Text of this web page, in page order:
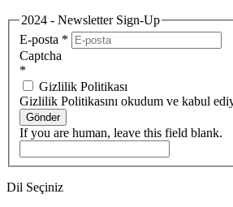
2024 - Newsletter Sign-Up
E-posta *
Captcha
*
Gizlilik Politikası
Gizlilik Politikasını okudum ve kabul
Gönder
If you are human, leave this field blank.
Dil Seçiniz